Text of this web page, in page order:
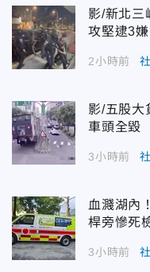
影/新北
攻堅逮3嫌
2小時前
影/五股
車頭全毀
3小時前
血濺湖內
桿旁慘死
3小時前